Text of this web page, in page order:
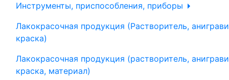
Инструменты, приспособления, приборы
Лакокрасочная продукция (Растворитель,
краска)
Лакокрасочная продукция (растворитель,
краска, материал)